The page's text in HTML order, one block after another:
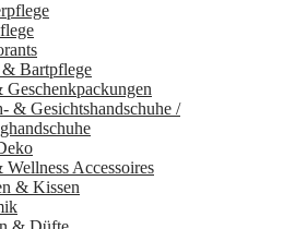
& Bartpflege
Geschenkpackungen
& Gesichtshandschuhe /
Accessoires
& Kissen